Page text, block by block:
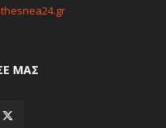
ΜΑΣ